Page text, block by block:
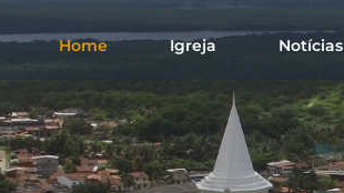
Home Igreja Notícias